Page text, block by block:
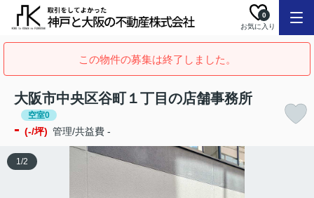
お気に入り
0
この物件の募集は終了しました。
大阪市中央区谷町１丁目の店舗事務所
空室0
- (-/坪) 管理/共益費 -
1/2